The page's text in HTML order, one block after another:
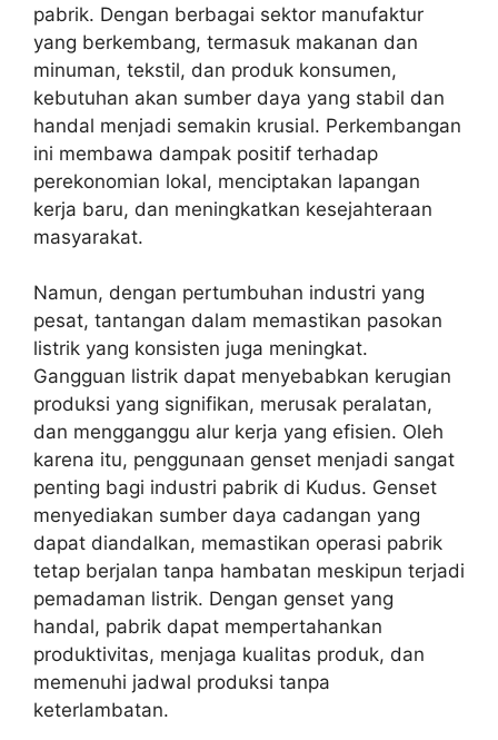
pabrik. Dengan berbagai sektor manufaktur
yang berkembang, termasuk makanan dan
minuman, tekstil, dan produk konsumen,
kebutuhan akan sumber daya yang stabil dan
handal menjadi semakin krusial. Perkembangan
ini membawa dampak positif terhadap
perekonomian lokal, menciptakan lapangan
kerja baru, dan meningkatkan kesejahteraan
masyarakat.
Namun, dengan pertumbuhan industri yang
pesat, tantangan dalam memastikan pasokan
listrik yang konsisten juga meningkat.
Gangguan listrik dapat menyebabkan kerugian
produksi yang signifikan, merusak peralatan,
dan mengganggu alur kerja yang efisien. Oleh
karena itu, penggunaan genset menjadi sangat
penting bagi industri pabrik di Kudus. Genset
menyediakan sumber daya cadangan yang
dapat diandalkan, memastikan operasi pabrik
tetap berjalan tanpa hambatan meskipun terjadi
pemadaman listrik. Dengan genset yang
handal, pabrik dapat mempertahankan
produktivitas, menjaga kualitas produk, dan
memenuhi jadwal produksi tanpa
keterlambatan.